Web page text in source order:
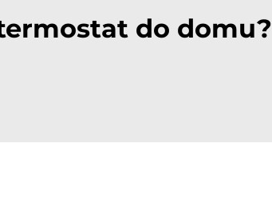
do domu?